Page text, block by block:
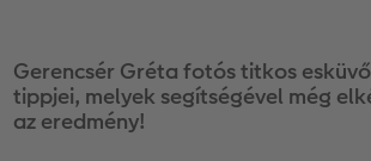
Gerencsér Gréta fotós titkos
tippjei, melyek segítségével még
az eredmény!